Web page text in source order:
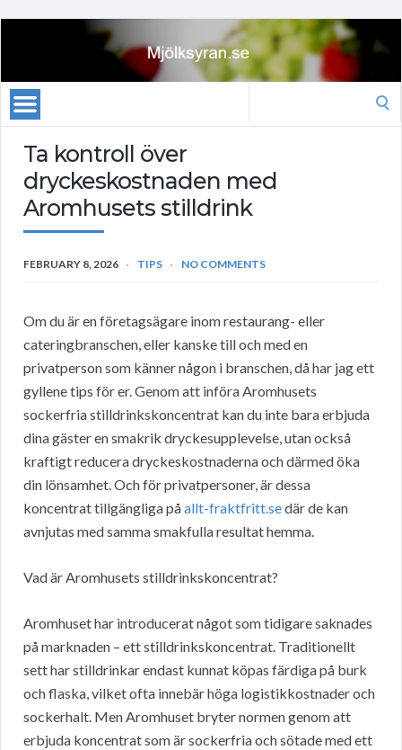
Ta kontroll över
dryckeskostnaden med
Aromhusets stilldrink
FEBRUARY 8, 2026 TIPS NO COMMENTS
Om du är en företagsägare inom restaurang- eller
cateringbranschen, eller kanske till och med en
privatperson som känner någon i branschen, då har jag ett
gyllene tips för er. Genom att införa Aromhusets
sockerfria stilldrinkskoncentrat kan du inte bara erbjuda
dina gäster en smakrik dryckesupplevelse, utan också
kraftigt reducera dryckeskostnaderna och därmed öka
din lönsamhet. Och för privatpersoner, är dessa
koncentrat tillgängliga påallt-fraktfritt.sedär de kan
avnjutas med samma smakfulla resultat hemma.
Vad är Aromhusets stilldrinkskoncentrat?
Aromhuset har introducerat något som tidigare saknades
på marknaden – ett stilldrinkskoncentrat. Traditionellt
sett har stilldrinkar endast kunnat köpas färdiga på burk
och flaska, vilket ofta innebär höga logistikkostnader och
sockerhalt. Men Aromhuset bryter normen genom att
erbjuda koncentrat som är sockerfria och sötade med ett